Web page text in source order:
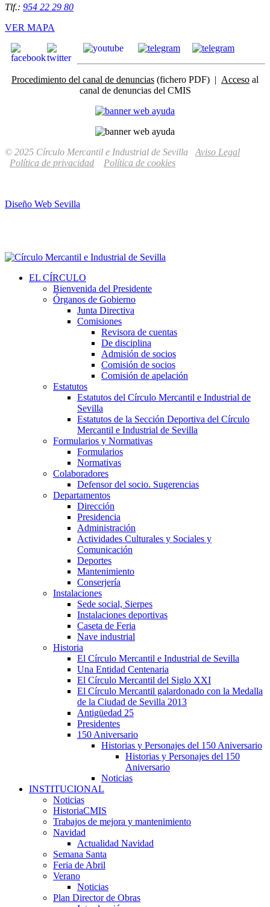
Tlf.: 954 22 29 80
VER MAPA
Procedimiento del canal de denuncias (fichero PDF) | Acceso al
canal de denuncias del CMIS
© 2025 Círculo Mercantil e Industrial de Sevilla Aviso Legal
Política de privacidad
Política de cookies
Diseño Web Sevilla
EL CÍRCULO
Bienvenida del Presidente
Órganos de Gobierno
Junta Directiva
Comisiones
Revisora de cuentas
De disciplina
Admisión de socios
Comisión de socios
Comisión de apelación
Estatutos
Estatutos del Círculo Mercantil e Industrial de
Sevilla
Estatutos de la Sección Deportiva del Círculo
Mercantil e Industrial de Sevilla
Formularios y Normativas
Formularios
Normativas
Colaboradores
Defensor del socio. Sugerencias
Departamentos
Dirección
Presidencia
Administración
Actividades Culturales y Sociales y
Comunicación
Deportes
Mantenimiento
Conserjería
Instalaciones
Sede social, Sierpes
Instalaciones deportivas
Caseta de Feria
Nave industrial
Historia
El Círculo Mercantil e Industrial de Sevilla
Una Entidad Centenaria
El Círculo Mercantil del Siglo XXI
El Círculo Mercantil galardonado con la Medalla
de la Ciudad de Sevilla 2013
Antigüedad 25
Presidentes
150 Aniversario
Historias y Personajes del 150 Aniversario
Historias y Personajes del 150
Aniversario
Noticias
INSTITUCIONAL
Noticias
HistoriaCMIS
Trabajos de mejora y mantenimiento
Navidad
Actualidad Navidad
Semana Santa
Feria de Abril
Verano
Noticias
Plan Director de Obras